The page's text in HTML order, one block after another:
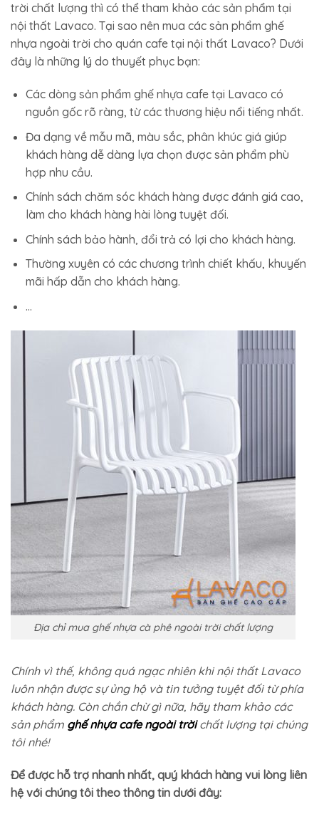
trời chất lượng thì có thể tham khảo các sản phẩm tại
nội thất Lavaco. Tại sao nên mua các sản phẩm ghế
nhựa ngoài trời cho quán cafe tại nội thất Lavaco? Dưới
đây là những lý do thuyết phục bạn:
Các dòng sản phẩm ghế nhựa cafe tại Lavaco có
nguồn gốc rõ ràng, từ các thương hiệu nổi tiếng nhất.
Đa dạng về mẫu mã, màu sắc, phân khúc giá giúp
khách hàng dễ dàng lựa chọn được sản phẩm phù
hợp nhu cầu.
Chính sách chăm sóc khách hàng được đánh giá cao,
làm cho khách hàng hài lòng tuyệt đối.
Chính sách bảo hành, đổi trả có lợi cho khách hàng.
Thường xuyên có các chương trình chiết khấu, khuyến
mãi hấp dẫn cho khách hàng.
…
Địa chỉ mua ghế nhựa cà phê ngoài trời chất lượng
Chính vì thế, không quá ngạc nhiên khi nội thất Lavaco
luôn nhận được sự ủng hộ và tin tưởng tuyệt đối từ phía
khách hàng. Còn chần chừ gì nữa, hãy tham khảo các
sản phẩm ghế nhựa cafe ngoài trời chất lượng tại chúng
tôi nhé!
Để được hỗ trợ nhanh nhất, quý khách hàng vui lòng liên
hệ với chúng tôi theo thông tin dưới đây: